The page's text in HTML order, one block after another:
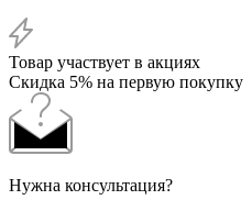
Товар участвует в акциях
Скидка 5% на первую покупку
Нужна консультация?